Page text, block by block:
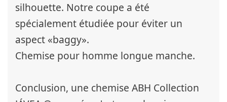
silhouette. Notre coupe a été
spécialement étudiée pour éviter un
aspect «baggy».
Chemise pour homme longue manche.
Conclusion, une chemise ABH Collection